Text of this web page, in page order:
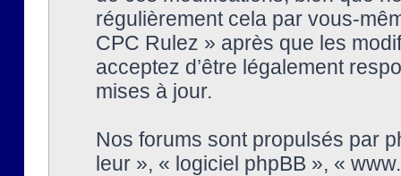
régulièrement cela par vous-
CPC Rulez » après que les
acceptez d’être légalement
mises à jour.
Nos forums sont propulsés par
leur », « logiciel phpBB », «